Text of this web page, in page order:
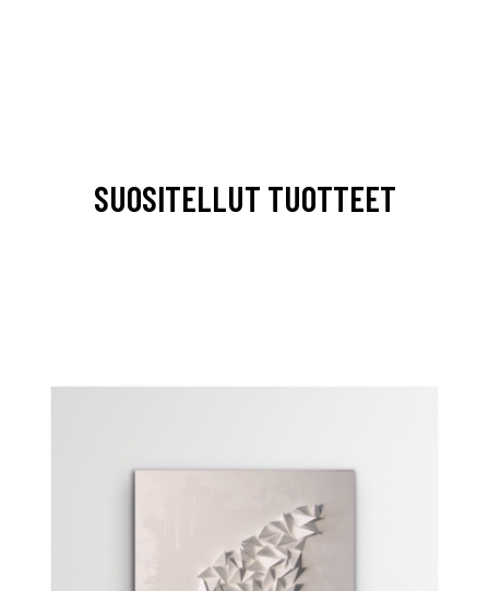
SUOSITELLUT TUOTTEET